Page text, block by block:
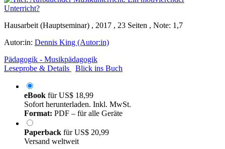
Hausarbeit (Hauptseminar) , 2017 , 23 Seiten , Note: 1,7
Autor:in: Dennis King (Autor:in)
Pädagogik - Musikpädagogik
Leseprobe & Details
Blick ins Buch
eBook fürUS$ 18,99
Sofort herunterladen. Inkl. MwSt.
Format: PDF – für alle Geräte
Paperback fürUS$ 20,99
Versand weltweit